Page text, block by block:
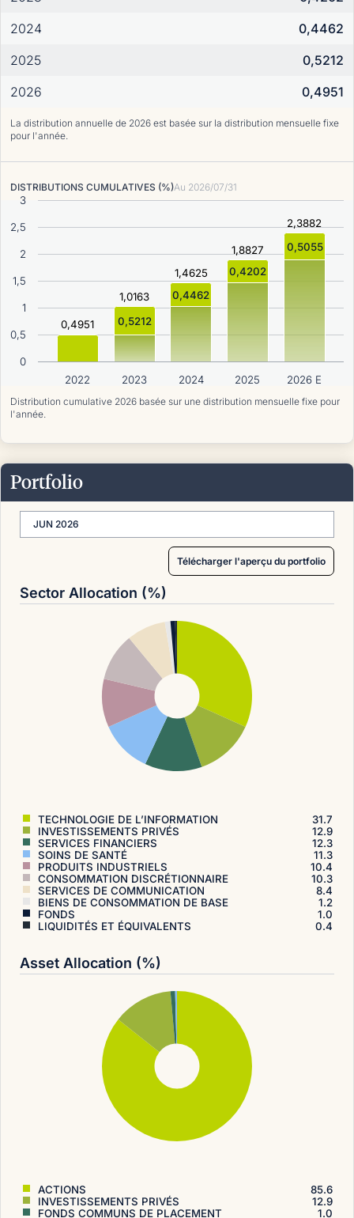
2024
0,4462
2025
0,5212
2026
0,4951
La distribution annuelle de 2026 est basée sur la distribution mensuelle fixe
pour l'année.
DISTRIBUTIONS CUMULATIVES (%)Au 2026/07/31
0,4951
1,0163
1,4625
1,8827
2,3882
2022 2023 2024 2025 2026 E
0
0,5
1
1,5
2
2,5
3
0,5212
0,4462
0,4202
0,5055
Distribution cumulative 2026 basée sur une distribution mensuelle fixe pour
l'année.
Portfolio
JUN 2026
Télécharger l'aperçu du portfolio
Sector Allocation (%)
TECHNOLOGIE DE L’INFORMATION
31.7
INVESTISSEMENTS PRIVÉS
12.9
SERVICES FINANCIERS
12.3
SOINS DE SANTÉ
11.3
PRODUITS INDUSTRIELS
10.4
CONSOMMATION DISCRÉTIONNAIRE
10.3
SERVICES DE COMMUNICATION
8.4
BIENS DE CONSOMMATION DE BASE
1.2
FONDS
1.0
LIQUIDITÉS ET ÉQUIVALENTS
0.4
Asset Allocation (%)
ACTIONS
85.6
INVESTISSEMENTS PRIVÉS
12.9
FONDS COMMUNS DE PLACEMENT
1.0